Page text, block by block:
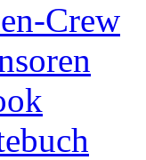
Crew